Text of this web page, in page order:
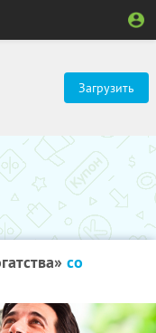
Загрузить
со